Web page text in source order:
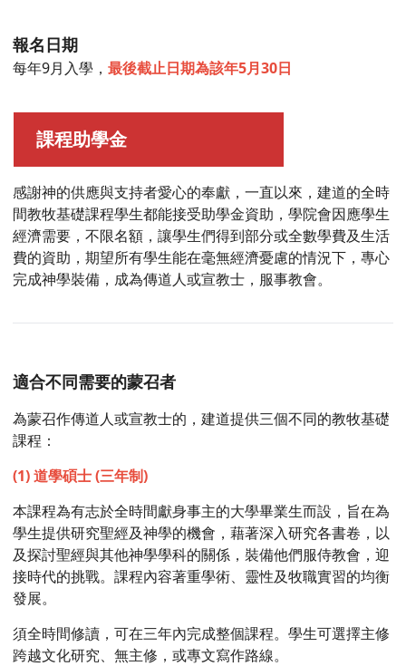
報名日期
每年9月入學， 最後截止日期為該年5月30日
課程助學金
感謝神的供應與支持者愛心的奉獻，一直以來，建道的全時
間教牧基礎課程學生都能接受助學金資助，學院會因應學生
經濟需要，不限名額，讓學生們得到部分或全數學費及生活
費的資助，期望所有學生能在毫無經濟憂慮的情況下，專心
完成神學裝備，成為傳道人或宣教士，服事教會。
適合不同需要的蒙召者
為蒙召作傳道人或宣教士的，建道提供三個不同的教牧基礎
課程：
(1) 道學碩士 (三年制)
本課程為有志於全時間獻身事主的大學畢業生而設，旨在為
學生提供研究聖經及神學的機會，藉著深入研究各書卷，以
及探討聖經與其他神學學科的關係，裝備他們服侍教會，迎
接時代的挑戰。課程內容著重學術、靈性及牧職實習的均衡
發展。
須全時間修讀，可在三年內完成整個課程。學生可選擇主修
跨越文化研究、無主修，或專文寫作路線。